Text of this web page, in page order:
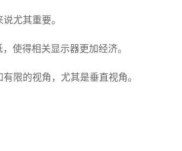
尤其重要。
使得相关显示器更加经济。
限的视角，尤其是垂直视角。